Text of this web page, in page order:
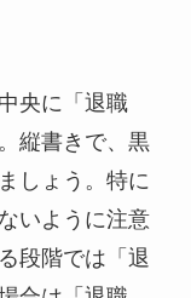
央に「退職
縦書きで、黒
しょう。特に
いように注意
段階では「退